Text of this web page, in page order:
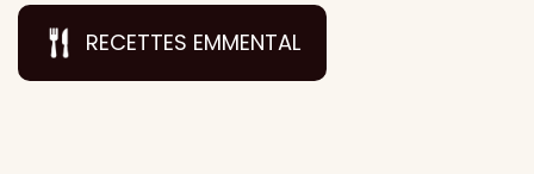
RECETTES EMMENTAL